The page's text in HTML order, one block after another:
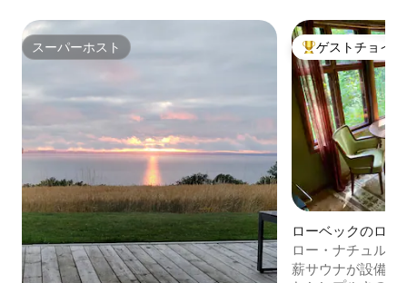
スーパーホスト
スーパーホスト 大好評のゲスト
ゲストチョイス
ローベックのログ
ロー・ナチュル
薪サウナが設備に含